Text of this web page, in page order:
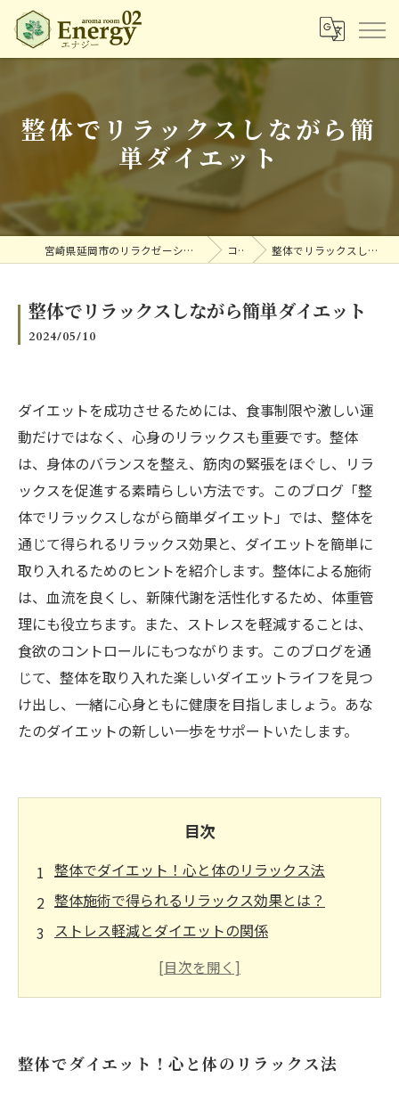
整体でリラックスしながら簡
単ダイエット
宮崎県延岡市のリラクゼーションならアロマルームエナジー コラム 整体でリラックスしながら簡単ダイエット
整体でリラックスしながら簡単ダイエット
2024/05/10
ダイエットを成功させるためには、食事制限や激しい運
動だけではなく、心身のリラックスも重要です。整体
は、身体のバランスを整え、筋肉の緊張をほぐし、リラ
ックスを促進する素晴らしい方法です。このブログ「整
体でリラックスしながら簡単ダイエット」では、整体を
通じて得られるリラックス効果と、ダイエットを簡単に
取り入れるためのヒントを紹介します。整体による施術
は、血流を良くし、新陳代謝を活性化するため、体重管
理にも役立ちます。また、ストレスを軽減することは、
食欲のコントロールにもつながります。このブログを通
じて、整体を取り入れた楽しいダイエットライフを見つ
け出し、一緒に心身ともに健康を目指しましょう。あな
たのダイエットの新しい一歩をサポートいたします。
目次
整体でダイエット！心と体のリラックス法
整体施術で得られるリラックス効果とは？
ストレス軽減とダイエットの関係
整体による血流改善で新陳代謝をアップ！
心身ともに健康になる！整体で新たなダイエッ
トライフを
整体でダイエット！心と体のリラックス法